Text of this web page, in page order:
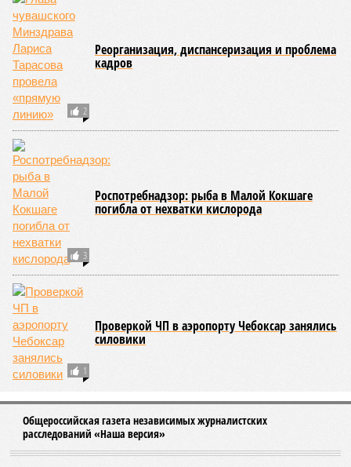
2
Реорганизация, диспансеризация и проблема
кадров
3
Роспотребнадзор: рыба в Малой Кокшаге
погибла от нехватки кислорода
1
Проверкой ЧП в аэропорту Чебоксар занялись
силовики
Общероссийская газета независимых журналистских
расследований «Наша версия»